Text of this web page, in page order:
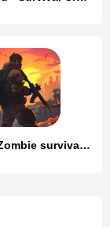
TEGRA: Zombie survival island